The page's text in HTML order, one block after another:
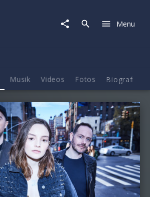
Menu
Musik Videos Fotos Biografie